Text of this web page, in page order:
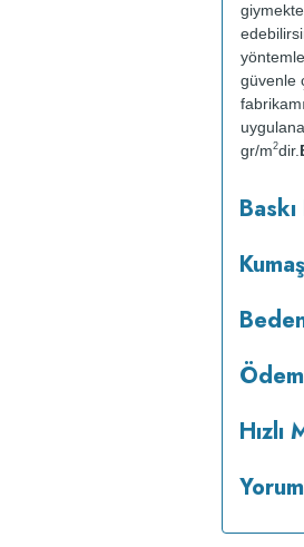
güvenle
gr/m2dir.
:Kısa
Hızlı